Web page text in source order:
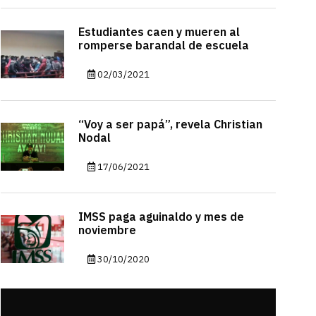
Estudiantes caen y mueren al
romperse barandal de escuela
02/03/2021
“Voy a ser papá”, revela Christian
Nodal
17/06/2021
IMSS paga aguinaldo y mes de
noviembre
30/10/2020